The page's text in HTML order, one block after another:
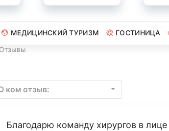
МЕДИЦИНСКИЙ ТУРИЗМ ГОСТИНИЦА
Отзывы
ком отзыв:
Благодарю команду хирургов в лице